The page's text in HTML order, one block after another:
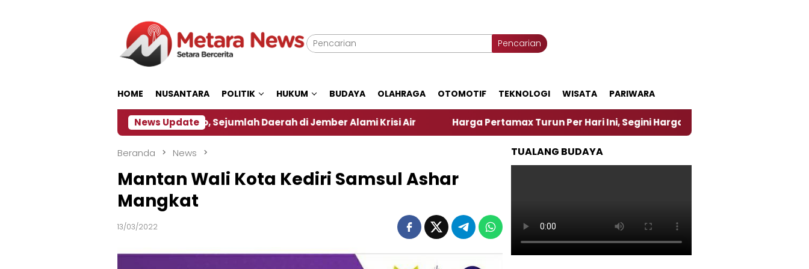
Pencarian
HOME NUSANTARA POLITIK HUKUM BUDAYA OLAHRAGA OTOMOTIF TEKNOLOGI WISATA PARIWARA
News Update
Dampak El Nino, Sejumlah Daerah di Jember Alami Krisi Air Harga Pertamax Turun Per Hari Ini, Segini Harganya ‎Nasirun Maestro Lukis
Beranda News
Mantan Wali Kota Kediri Samsul Ashar
Mangkat
13/03/2022
TUALANG BUDAYA